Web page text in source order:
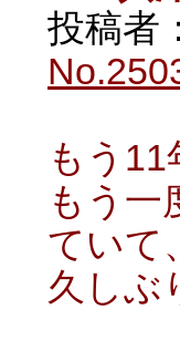
投稿者：
もう
もう一
ていて
久しぶ